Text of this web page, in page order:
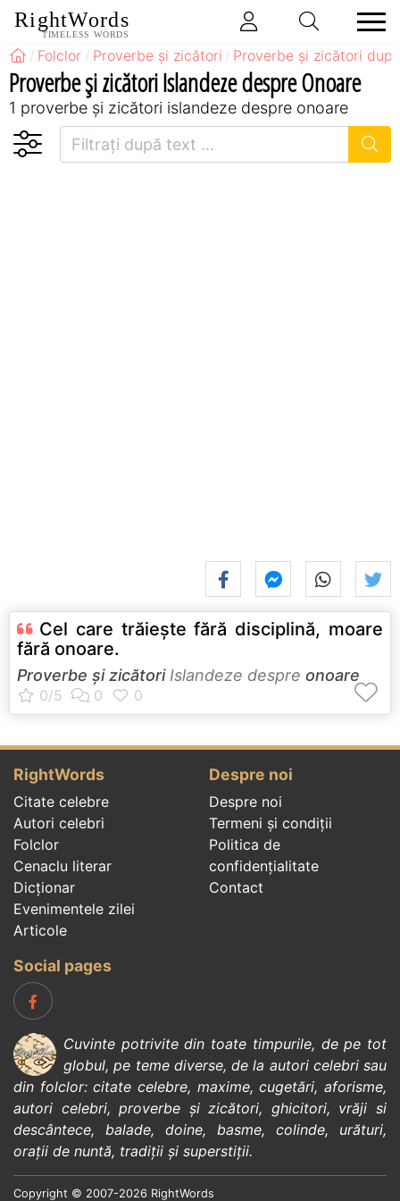
RightWords
TIMELESS WORDS
Folclor Proverbe și zicători Proverbe și zicători
Proverbe și zicători Islandeze despre Onoare
1 proverbe și zicători islandeze despre onoare
Cel care trăieşte fără disciplină, moare
fără onoare.
Proverbe și zicătoriIslandeze despre onoare
RightWords
Citate celebre
Autori celebri
Folclor
Cenaclu literar
Dicționar
Evenimentele zilei
Articole
Despre noi
Despre noi
Termeni și condiții
Politica de
confidenţialitate
Contact
Social pages
Cuvinte potrivite din toate timpurile, de pe tot
globul, pe teme diverse, de la autori celebrisau
din folclor:citate celebre, maxime,cugetări,aforisme,
autori celebri,proverbe și zicători, ghicitori, vrăji si
descântece, balade, doine, basme, colinde, urături,
orații de nuntă, tradiții și superstiții.
Copyright © 2007-2026 RightWords